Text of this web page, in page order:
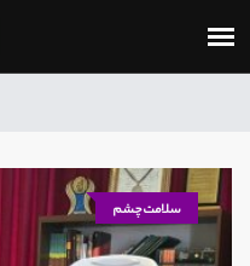
سلامت چشم